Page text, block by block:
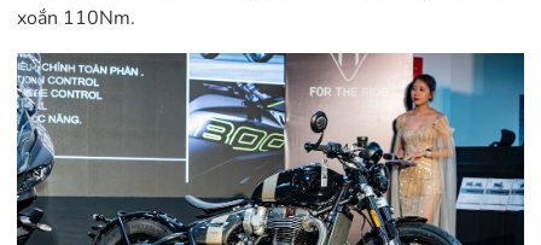
xoắn 110Nm.